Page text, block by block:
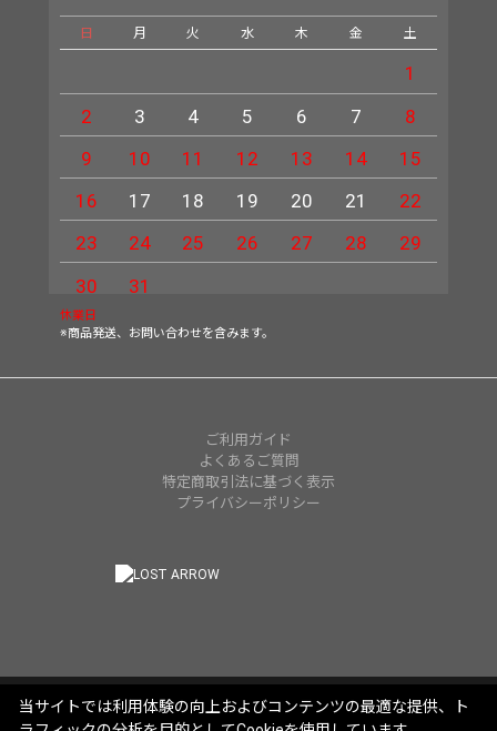
日 月 火 水 木 金 土
1
2
3 4 5 6 7
8
9
10 11 12 13 14
15
16
17 18 19 20 21
22
23
24 25 26 27 28
29
30
31
休業日
※商品発送、お問い合わせを含みます。
ご利用ガイド
よくあるご質問
特定商取引法に基づく表示
プライバシーポリシー
当サイトでは利用体験の向上およびコンテンツの最適な提供、ト